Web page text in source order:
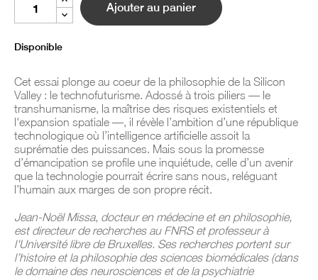
Ajouter au panier
Disponible
Cet essai plonge au coeur de la philosophie de la Silicon
Valley : le technofuturisme. Adossé à trois piliers — le
transhumanisme, la maîtrise des risques existentiels et
l'expansion spatiale —, il révèle l’ambition d’une république
technologique où l’intelligence artificielle assoit la
suprématie des puissances. Mais sous la promesse
d’émancipation se profile une inquiétude, celle d’un avenir
que la technologie pourrait écrire sans nous, reléguant
l’humain aux marges de son propre récit.
Jean-Noël Missa, docteur en médecine et en philosophie,
est directeur de recherches au FNRS et professeur à
l'Université libre de Bruxelles. Ses recherches portent sur
l’histoire et la philosophie des sciences biomédicales (dans
le domaine des neurosciences et de la psychiatrie